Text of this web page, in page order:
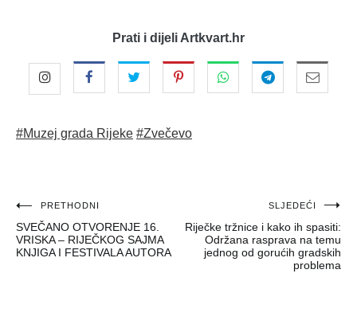
Prati i dijeli Artkvart.hr
#Muzej grada Rijeke #Zvečevo
Navigacija
objava
PRETHODNI
SVEČANO OTVORENJE 16.
VRISKA – RIJEČKOG SAJMA
KNJIGA I FESTIVALA AUTORA
SLJEDEĆI
Riječke tržnice i kako ih spasiti:
Održana rasprava na temu
jednog od gorućih gradskih
problema